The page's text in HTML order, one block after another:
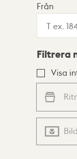
Lista
Från
Filtrera
Visa